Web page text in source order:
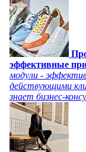
эффективные
модули -
действующими
знает бизнес-